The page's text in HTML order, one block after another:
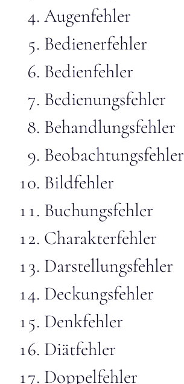
Augenfehler
Bedienerfehler
Bedienfehler
Bedienungsfehler
Behandlungsfehler
Beobachtungsfehler
Bildfehler
Buchungsfehler
Charakterfehler
Darstellungsfehler
Deckungsfehler
Denkfehler
Diätfehler
Doppelfehler